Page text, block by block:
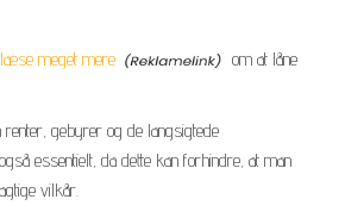
meget mere
om at låne
gebyrer og de langsigtede
essentielt, da dette kan forhindre, at man
vilkår.